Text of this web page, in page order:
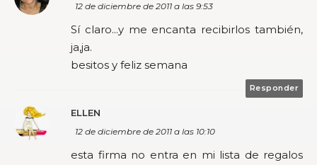
12 de diciembre de 2011 a las 9:53
Sí claro...y me encanta recibirlos también,
ja,ja.
besitos y feliz semana
Responder
ELLEN
12 de diciembre de 2011 a las 10:10
esta firma no entra en mi lista de regalos